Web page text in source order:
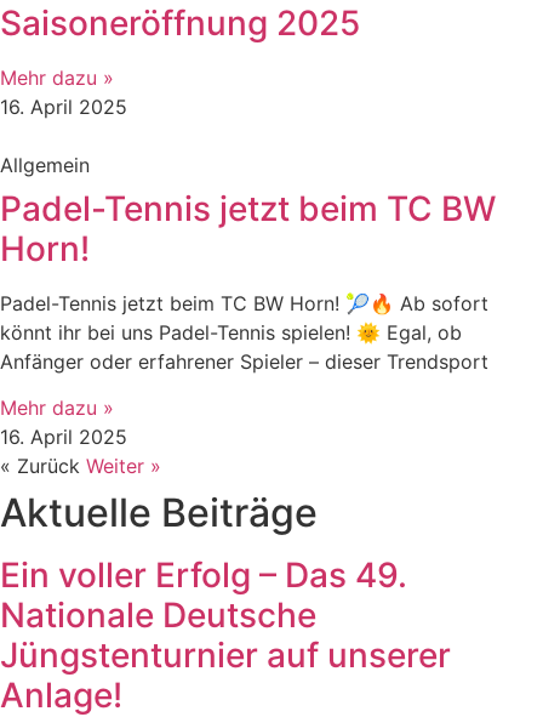
Saisoneröffnung 2025
Mehr dazu »
16. April 2025
Allgemein
Padel-Tennis jetzt beim TC BW
Horn!
Padel-Tennis jetzt beim TC BW Horn! 🎾🔥 Ab sofort
könnt ihr bei uns Padel-Tennis spielen! 🌞 Egal, ob
Anfänger oder erfahrener Spieler – dieser Trendsport
Mehr dazu »
16. April 2025
« Zurück Weiter »
Aktuelle Beiträge
Ein voller Erfolg – Das 49.
Nationale Deutsche
Jüngstenturnier auf unserer
Anlage!